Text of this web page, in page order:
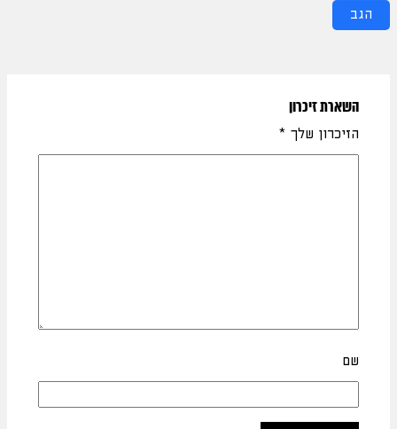
הגב
השארת זיכרון
הזיכרון שלך *
שם